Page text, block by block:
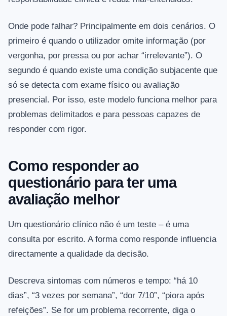
Onde pode falhar? Principalmente em dois cenários. O
primeiro é quando o utilizador omite informação (por
vergonha, por pressa ou por achar “irrelevante”). O
segundo é quando existe uma condição subjacente que
só se detecta com exame físico ou avaliação
presencial. Por isso, este modelo funciona melhor para
problemas delimitados e para pessoas capazes de
responder com rigor.
Como responder ao
questionário para ter uma
avaliação melhor
Um questionário clínico não é um teste – é uma
consulta por escrito. A forma como responde influencia
directamente a qualidade da decisão.
Descreva sintomas com números e tempo: “há 10
dias”, “3 vezes por semana”, “dor 7/10”, “piora após
refeições”. Se for um problema recorrente, diga o